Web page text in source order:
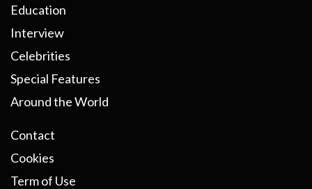
Education
Interview
Celebrities
Special Features
Around the World
Contact
Cookies
Term of Use